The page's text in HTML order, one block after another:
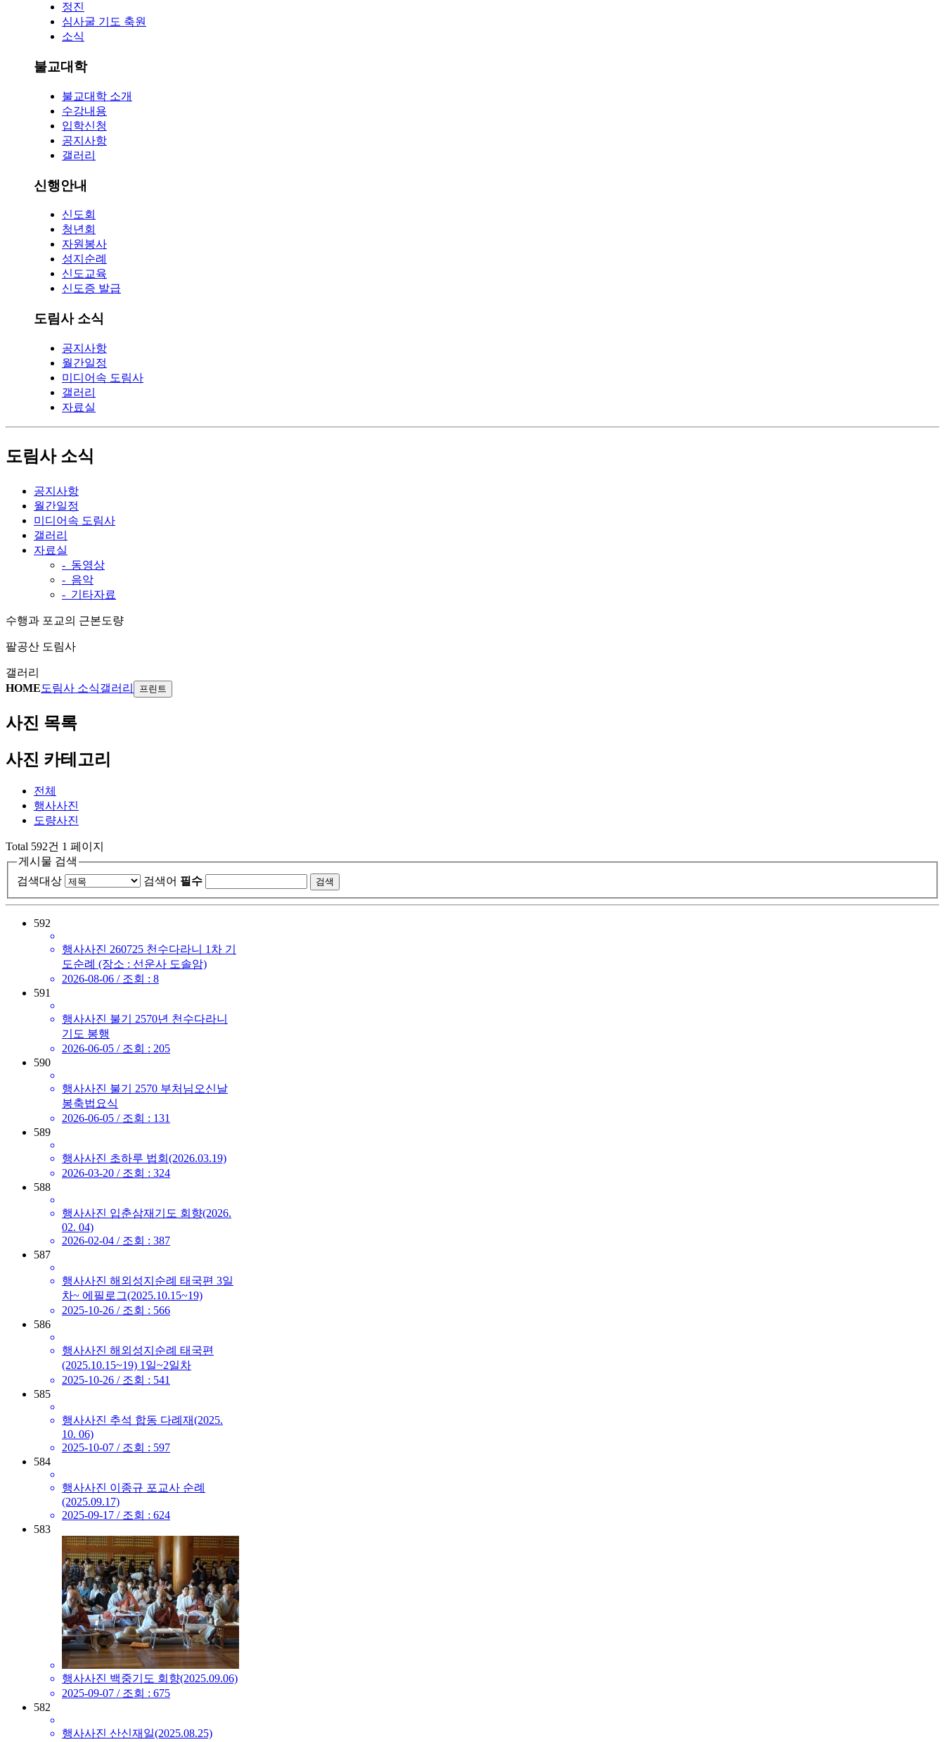
정진
심사굴 기도 축원
소식
불교대학
불교대학 소개
수강내용
입학신청
공지사항
갤러리
신행안내
신도회
청년회
자원봉사
성지순례
신도교육
신도증 발급
도림사 소식
공지사항
월간일정
미디어속 도림사
갤러리
자료실
도림사 소식
공지사항
월간일정
미디어속 도림사
갤러리
자료실
- 동영상
- 음악
- 기타자료
수행과 포교의 근본도량
팔공산 도림사
갤러리
HOME도림사 소식갤러리 프린트
사진 목록
사진 카테고리
전체
행사사진
도량사진
Total 592건 1 페이지
게시물 검색
검색대상
검색어 필수
592
행사사진 260725 천수다라니 1차 기
도순례 (장소 : 선운사 도솔암)
2026-08-06 / 조회 : 8
591
행사사진 불기 2570년 천수다라니
기도 봉행
2026-06-05 / 조회 : 205
590
행사사진 불기 2570 부처님오신날
봉축법요식
2026-06-05 / 조회 : 131
589
행사사진 초하루 법회(2026.03.19)
2026-03-20 / 조회 : 324
588
행사사진 입춘삼재기도 회향(2026.
02. 04)
2026-02-04 / 조회 : 387
587
행사사진 해외성지순례 태국편 3일
차~ 에필로그(2025.10.15~19)
2025-10-26 / 조회 : 566
586
행사사진 해외성지순례 태국편
(2025.10.15~19) 1일~2일차
2025-10-26 / 조회 : 541
585
행사사진 추석 합동 다례재(2025.
10. 06)
2025-10-07 / 조회 : 597
584
행사사진 이종규 포교사 순례
(2025.09.17)
2025-09-17 / 조회 : 624
583
행사사진 백중기도 회향(2025.09.06)
2025-09-07 / 조회 : 675
582
행사사진 산신재일(2025.08.25)